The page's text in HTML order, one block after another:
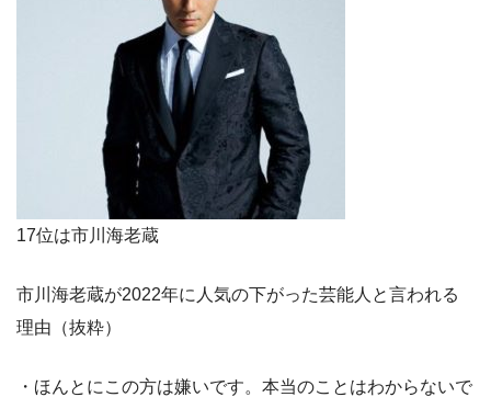
17位は市川海老蔵
市川海老蔵が2022年に人気の下がった芸能人と言われる
理由（抜粋）
・ほんとにこの方は嫌いです。本当のことはわからないで